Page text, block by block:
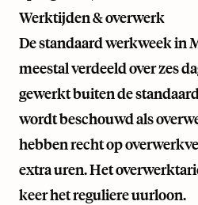
Werktijden & overwerk
De standaard werkweek in
meestal verdeeld over zes
gewerkt buiten de
wordt beschouwd als
hebben recht op
extra uren. Het
keer het reguliere uurloon.